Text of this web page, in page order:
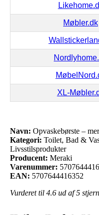
Møbler.dk
XL-
Navn: Opvaskebørste –
Kategori: Toilet, Bad &
Livsstilsprodukter
Producent: Meraki
Varenummer:
EAN: 5707644416352
Vurderet til 4.6 ud af 5